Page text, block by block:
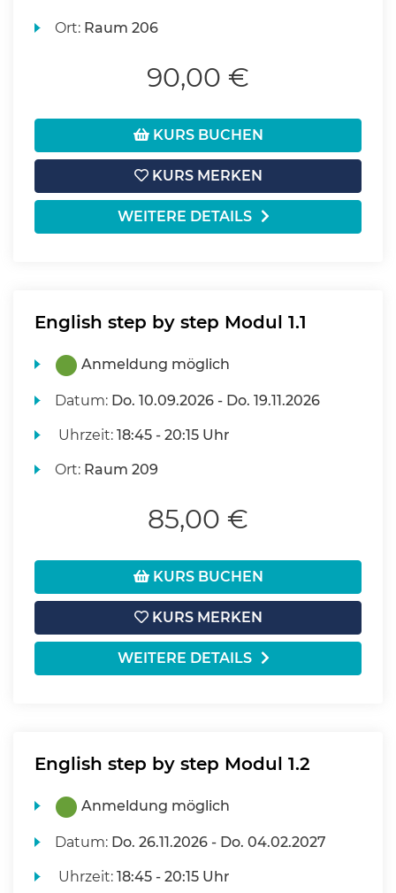
Ort: Raum 206
90,00 €
KURS BUCHEN
KURS MERKEN
WEITERE DETAILS
English step by step Modul 1.1
Anmeldung möglich
Datum: Do. 10.09.2026 - Do. 19.11.2026
Uhrzeit:18:45 - 20:15 Uhr
Ort: Raum 209
85,00 €
KURS BUCHEN
KURS MERKEN
WEITERE DETAILS
English step by step Modul 1.2
Anmeldung möglich
Datum: Do. 26.11.2026 - Do. 04.02.2027
Uhrzeit:18:45 - 20:15 Uhr